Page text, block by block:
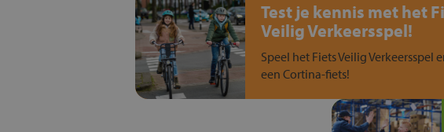
Test je kennis met het
Veilig Verkeersspel!
Speel het Fiets Veilig Verkeersspel
een Cortina-fiets!